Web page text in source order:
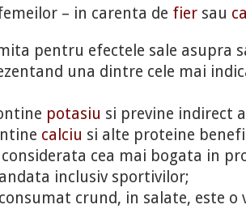
– in carenta de fier sau
pentru efectele sale asupra
una dintre cele mai
potasiu si previne indirect
calciu si alte proteine
considerata cea mai bogata in
inclusiv sportivilor;
crund, in salate, este